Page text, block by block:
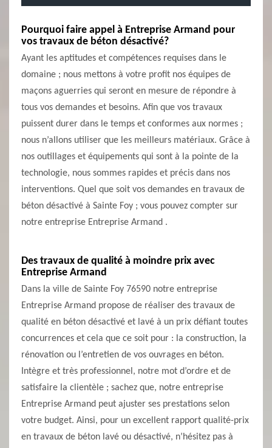
Pourquoi faire appel à Entreprise Armand pour
vos travaux de béton désactivé?
Ayant les aptitudes et compétences requises dans le
domaine ; nous mettons à votre profit nos équipes de
maçons aguerries qui seront en mesure de répondre à
tous vos demandes et besoins. Afin que vos travaux
puissent durer dans le temps et conformes aux normes ;
nous n’allons utiliser que les meilleurs matériaux. Grâce à
nos outillages et équipements qui sont à la pointe de la
technologie, nous sommes rapides et précis dans nos
interventions. Quel que soit vos demandes en travaux de
béton désactivé à Sainte Foy ; vous pouvez compter sur
notre entreprise Entreprise Armand .
Des travaux de qualité à moindre prix avec
Entreprise Armand
Dans la ville de Sainte Foy 76590 notre entreprise
Entreprise Armand propose de réaliser des travaux de
qualité en béton désactivé et lavé à un prix défiant toutes
concurrences et cela que ce soit pour : la construction, la
rénovation ou l’entretien de vos ouvrages en béton.
Intègre et très professionnel, notre mot d’ordre et de
satisfaire la clientèle ; sachez que, notre entreprise
Entreprise Armand peut ajuster ses prestations selon
votre budget. Ainsi, pour un excellent rapport qualité-prix
en travaux de béton lavé ou désactivé, n’hésitez pas à